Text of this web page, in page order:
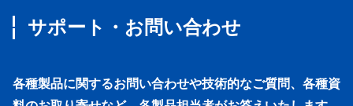
サポート・お問い合わせ
各種製品に関するお問い合わせや技術的なご質問、各種資